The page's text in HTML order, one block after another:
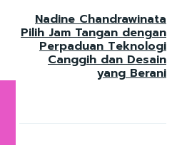
Nadine Chandrawinata
Pilih Jam Tangan dengan
Perpaduan Teknologi
Canggih dan Desain
yang Berani